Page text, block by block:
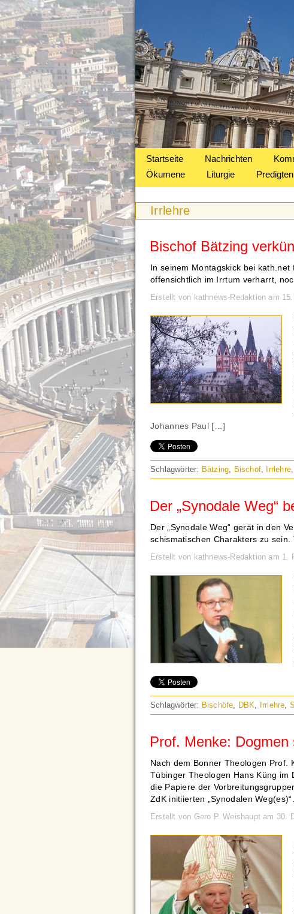
Startseite Nachrichten
Ökumene
Liturgie Predigten
Irrlehre
Bischof Bätzing
In seinem Montagskick bei
offensichtlich im Irrtum verharrt,
Erstellt von kathnews-Redaktion am
Johannes Paul […]
Schlagwörter: Bätzing, Bischof, Irrlehre,
Der „Synodale Weg“
Der „Synodale Weg“ gerät in den
schismatischen Charakters zu sein.
Erstellt von kathnews-Redaktion am 1.
Schlagwörter: Bischöfe, DBK, Irrlehre,
Prof. Menke: Dogmen
Nach dem Bonner Theologen Prof.
Tübinger Theologen Hans Küng im
die Papiere der
ZdK initiierten „Synodalen Weg(es)“.
Erstellt von Gero P. Weishaupt am 30.